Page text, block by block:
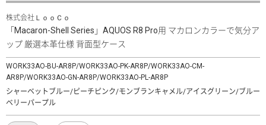
株式会社ＬｏｏＣｏ
「Macaron-Shell Series」AQUOS R8 Pro用 マカロンカラーで気分ア
ップ 厳選本革仕様 背面型ケース
WORK33AO-BU-AR8P/WORK33AO-PK-AR8P/WORK33AO-CM-
AR8P/WORK33AO-GN-AR8P/WORK33AO-PL-AR8P
シャーベットブルー/ピーチピンク/モンブランキャメル/アイスグリーン/ブルー
ベリーパープル